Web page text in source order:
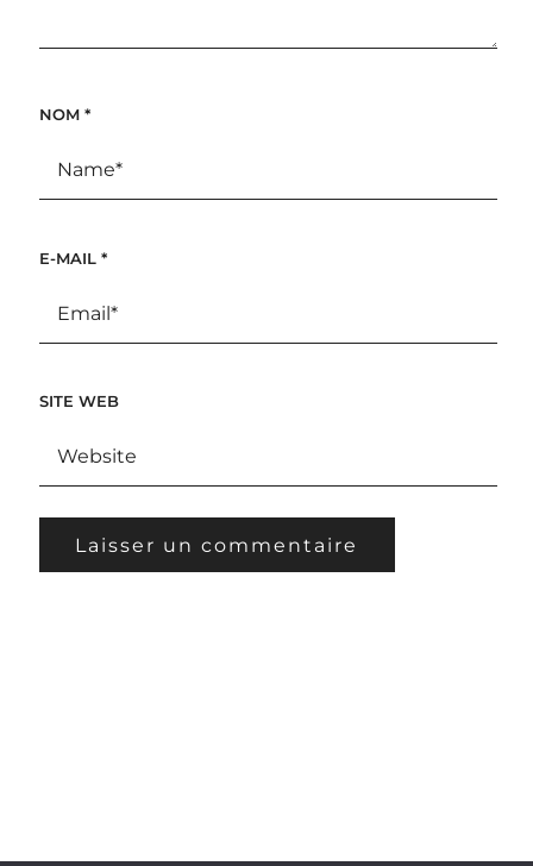
NOM *
E-MAIL *
SITE WEB